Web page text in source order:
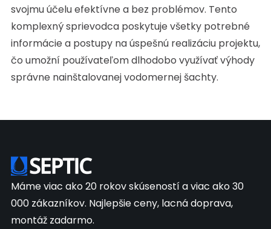
svojmu účelu efektívne a bez problémov. Tento
komplexný sprievodca poskytuje všetky potrebné
informácie a postupy na úspešnú realizáciu projektu,
čo umožní používateľom dlhodobo využívať výhody
správne nainštalovanej vodomernej šachty.
Máme viac ako 20 rokov skúseností a viac ako 30
000 zákazníkov. Najlepšie ceny, lacná doprava,
montáž zadarmo.